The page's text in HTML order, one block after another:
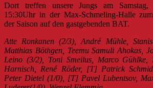
Dort treffen unsere Jungs am
15:30Uhr in der Max-Schmeling-Halle
der Saison auf den gastgebenden BAT.
Atte Ronkanen (2/3), André Mühle,
Matthias Böthgen, Teemu Samuli Ahokas,
Leino (3/2), Toni Smeilus, Marco Gühlke,
Harnisch, René Röder, [T] Patrick
Peter Dietel (1/0), [T] Pavel Lubentsov,